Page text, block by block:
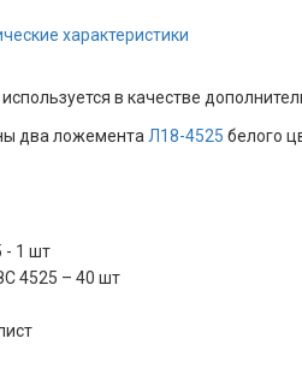
характеристики
используется в качестве
два ложемента Л18-4525 белого
- 1 шт
4525 – 40 шт